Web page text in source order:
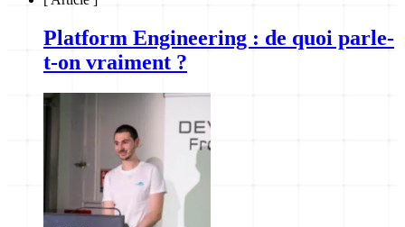
Platform Engineering : de quoi parle-
t-on vraiment ?